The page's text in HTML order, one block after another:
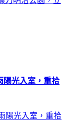
光入室，重拾